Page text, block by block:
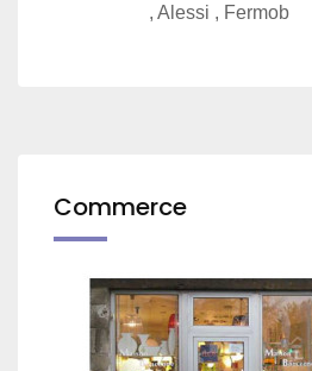
, Alessi , Fermob
Commerce